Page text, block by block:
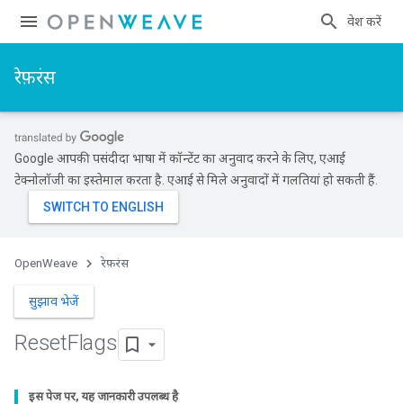
प्रवेश करें
रेफ़रंस
Google आपकी पसंदीदा भाषा में कॉन्टेंट का अनुवाद करने के लिए, एआई
टेक्नोलॉजी का इस्तेमाल करता है. एआई से मिले अनुवादों में गलतियां हो सकती हैं.
OpenWeave रेफ़रंस
सुझाव भेजें
ResetFlags
इस पेज पर, यह जानकारी उपलब्ध है